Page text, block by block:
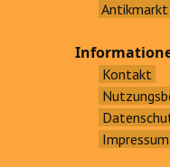
Antikmarkt
Kontakt
Impressum